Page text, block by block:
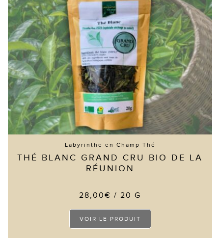
Labyrinthe en Champ Thé
THÉ BLANC GRAND CRU BIO DE LA
RÉUNION
28,00€ / 20 G
VOIR LE PRODUIT
Ce
a